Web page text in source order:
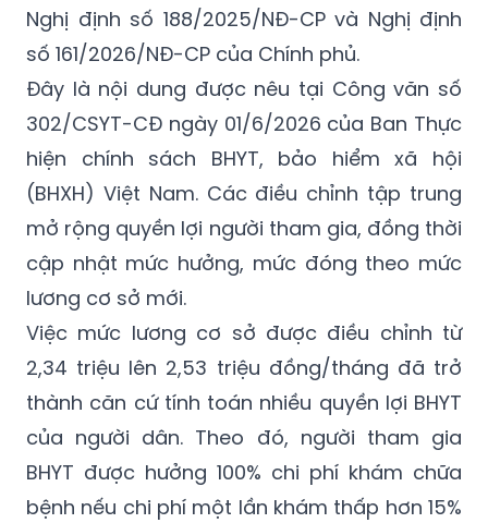
Nghị định số 188/2025/NĐ-CP và Nghị định
số 161/2026/NĐ-CP của Chính phủ.
Đây là nội dung được nêu tại Công văn số
302/CSYT-CĐ ngày 01/6/2026 của Ban Thực
hiện chính sách BHYT, bảo hiểm xã hội
(BHXH) Việt Nam. Các điều chỉnh tập trung
mở rộng quyền lợi người tham gia, đồng thời
cập nhật mức hưởng, mức đóng theo mức
lương cơ sở mới.
Việc mức lương cơ sở được điều chỉnh từ
2,34 triệu lên 2,53 triệu đồng/tháng đã trở
thành căn cứ tính toán nhiều quyền lợi BHYT
của người dân. Theo đó, người tham gia
BHYT được hưởng 100% chi phí khám chữa
bệnh nếu chi phí một lần khám thấp hơn 15%